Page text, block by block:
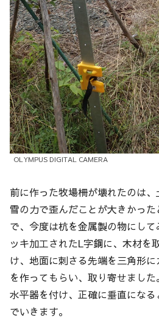
OLYMPUS DIGITAL CAMERA
前に作った牧場柵が壊れたのは
雪の力で歪んだことが大きかっ
で、今度は杭を金属製の物にし
ッキ加工されたL字鋼に、木材を
け、地面に刺さる先端を三角形
を作ってもらい、取り寄せました。
水平器を付け、正確に垂直にな
でいきます。